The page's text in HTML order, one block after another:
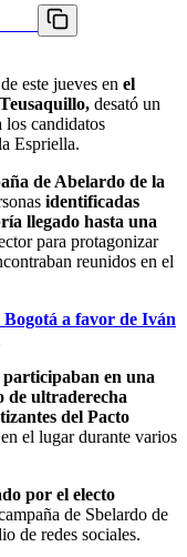
este jueves en el
desató un
los candidatos
Espriella.
de Abelardo de la
identificadas
llegado hasta una
para protagonizar
reunidos en el
a favor de Iván
participaban en una
de ultraderecha
del Pacto
el lugar durante varios
por el electo
de Sbelardo de
de redes sociales.